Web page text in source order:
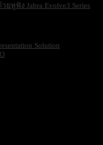
ยหูฟัง Jabra Evolve3 Series
Solution